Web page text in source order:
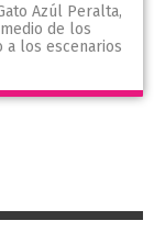
Azúl Peralta,
de los
los escenarios